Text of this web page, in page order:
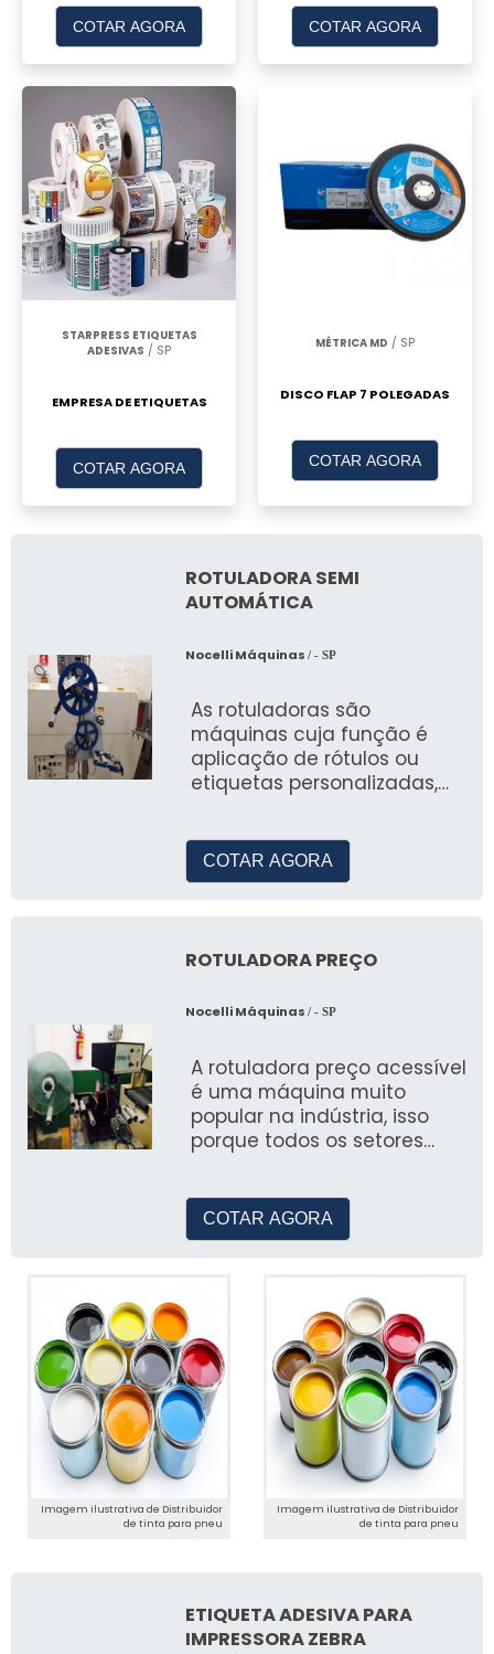
COTAR AGORA COTAR AGORA
STARPRESS ETIQUETAS
ADESIVAS / SP
EMPRESA DE ETIQUETAS
COTAR AGORA
MÉTRICA MD / SP
DISCO FLAP 7 POLEGADAS
COTAR AGORA
ROTULADORA SEMI
AUTOMÁTICA
Nocelli Máquinas / - SP
As rotuladoras são
máquinas cuja função é
aplicação de rótulos ou
etiquetas personalizadas,
COTAR AGORA
ROTULADORA PREÇO
Nocelli Máquinas / - SP
A rotuladora preço acessível
é uma máquina muito
popular na indústria, isso
porque todos os setores
COTAR AGORA
Imagem ilustrativa de Distribuidor
de tinta para pneu
Imagem ilustrativa de Distribuidor
de tinta para pneu
ETIQUETA ADESIVA PARA
IMPRESSORA ZEBRA